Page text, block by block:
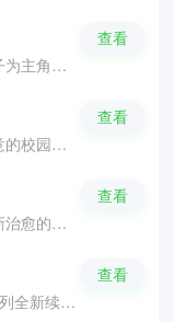
逃离鸭科夫正版是一款以小鸭子为主角的刷宝撤离类动作射击游戏，玩家以上帝视角操控机智勇敢的鸭子，在枪林弹雨的奇异世界中搜集食物武器药品等物资。游戏中会穿越三种风格迥异的地图，应对暴徒围堵与玩家伏击，达成目标后发起百万撤离，体验紧张刺激的生存突围之旅。
查看
像素男友中文版是一款独具创意的校园恋爱文字游戏，玩家化身高二转校女生，开学首日撞见会说话的方块物体，意外中了让帅哥全变马赛克的诡异诅咒。游戏中随着与不同男主互动提升好感，他们的像素逐渐清晰、轮廓愈发真实，最终还原出鲜活面容，在解码式恋爱中感受心跳加速的独特浪漫。
查看
暖暖环游世界安卓版是一款清新治愈的换装养成手游，以唯美日系画风与环球旅行剧情为主线，玩家在数十个国家关卡中为女主角暖暖精心搭配服饰，解锁上千款风格各异的时装。暖暖环游世界游戏汇聚顶了级声优献声，呈现原汁原味的动漫视听体验，更有海量萌趣道具持续更新，带给你丰富沉浸的时尚冒险之旅。
查看
盗贼遗产2汉化版是经典肉鸽系列全新续作，以高难度横版动作与随机生成地牢为核心，玩家操控风格迥异的勇士闯入诡谲古堡，在遍布机关与强敌的险境中追寻失落遗产。游戏里新增了深度能力树、道具合成系统及多周目成长机制，还有精美的像素画风、沉浸式音效与渐进式剧情，打造出兼具硬核挑战与策略深度的冒险体验。
查看